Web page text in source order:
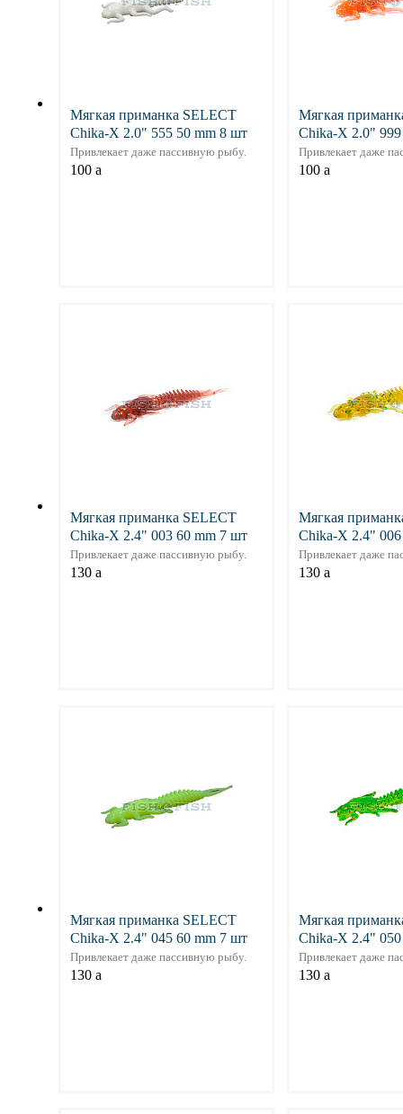
Мягкая приманка SELECT
Chika-X 2.0" 555 50 mm 8 шт
Привлекает даже пассивную рыбу.
100 a
Мягкая
Chika-X 2.0"
Привлекает даже
100 a
Мягкая приманка SELECT
Chika-X 2.4" 003 60 mm 7 шт
Привлекает даже пассивную рыбу.
130 a
Мягкая
Chika-X 2.4"
Привлекает даже
130 a
Мягкая приманка SELECT
Chika-X 2.4" 045 60 mm 7 шт
Привлекает даже пассивную рыбу.
130 a
Мягкая
Chika-X 2.4"
Привлекает даже
130 a